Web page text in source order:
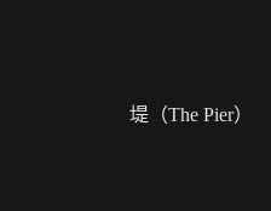
堤（The Pier）